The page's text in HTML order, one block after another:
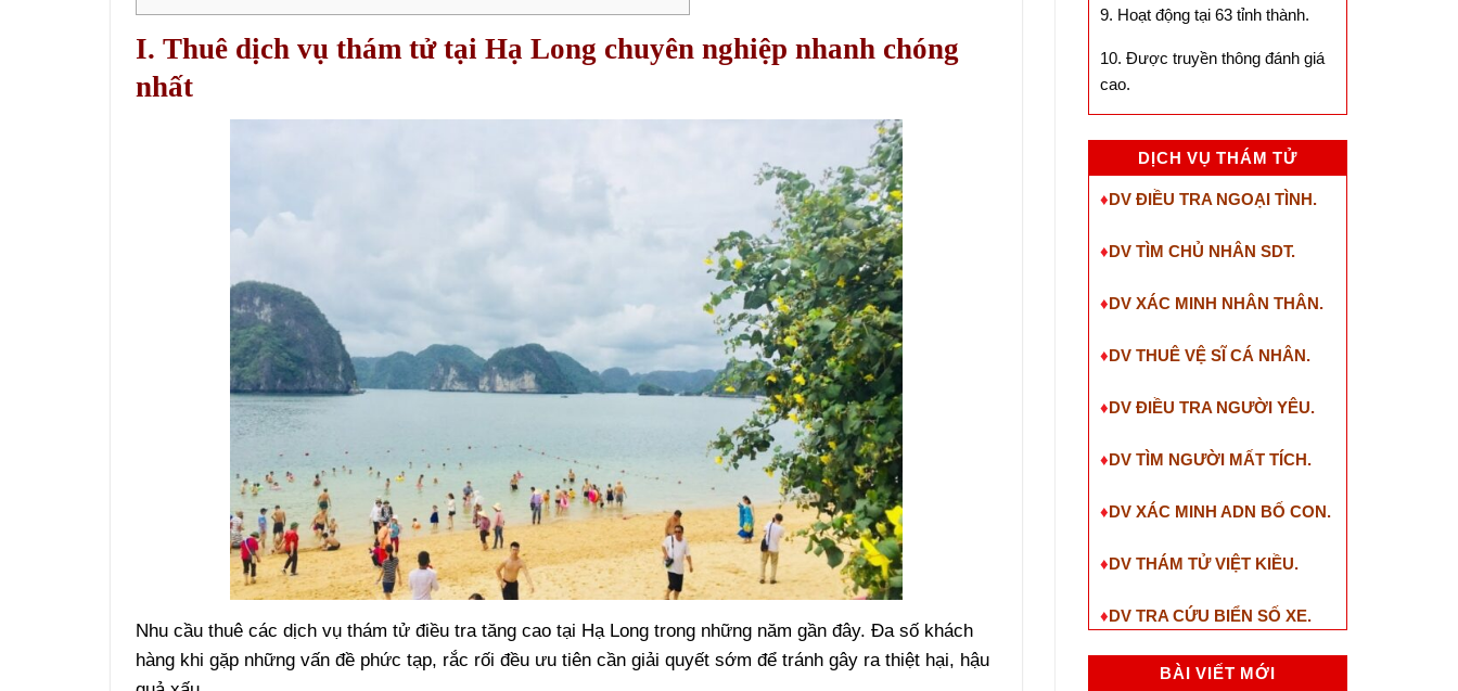
I. Thuê dịch vụ thám tử tại Hạ Long chuyên nghiệp nhanh chóng
nhất
Nhu cầu thuê các dịch vụ thám tử điều tra tăng cao tại Hạ Long trong những năm gần đây. Đa số khách
hàng khi gặp những vấn đề phức tạp, rắc rối đều ưu tiên cần giải quyết sớm để tránh gây ra thiệt hại, hậu
9. Hoạt động tại 63 tỉnh thành.
10. Được truyền thông đánh giá
cao.
DỊCH VỤ THÁM TỬ
♦DV ĐIỀU TRA NGOẠI TÌNH.
♦DV TÌM CHỦ NHÂN SDT.
♦DV XÁC MINH NHÂN THÂN.
♦DV THUÊ VỆ SĨ CÁ NHÂN.
♦DV ĐIỀU TRA NGƯỜI YÊU.
♦DV TÌM NGƯỜI MẤT TÍCH.
♦DV XÁC MINH ADN BỐ CON.
♦DV THÁM TỬ VIỆT KIỀU.
♦DV TRA CỨU BIỂN SỐ XE.
BÀI VIẾT MỚI